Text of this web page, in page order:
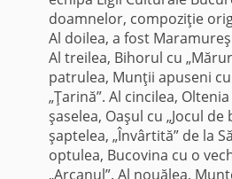
doamnelor, compoziţie
Al doilea, a fost
Al treilea, Bihorul cu
patrulea, Munţii apuseni
„Ţarină”. Al cincilea,
şaselea, Oaşul cu „Jocul
şaptelea, „Învârtită” de la
optulea, Bucovina cu o
„Arcanul”. Al nouălea,